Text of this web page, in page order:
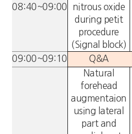
08:40~09:00
nitrous oxide
during petit
procedure
(Signal block)
09:00~09:10
Q&A
Natural
forehead
augmentaion
using lateral
part and